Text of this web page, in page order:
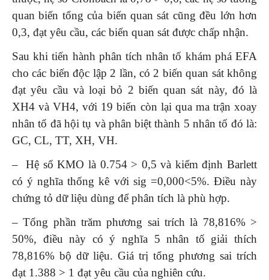
quan biến tổng của biến quan sát cũng đều lớn hơn
0,3, đạt yêu cầu, các biến quan sát được chấp nhận.
Sau khi tiến hành phân tích nhân tố khám phá EFA
cho các biến độc lập 2 lần, có 2 biến quan sát không
đạt yêu cầu và loại bỏ 2 biến quan sát này, đó là
XH4 và VH4, với 19 biến còn lại qua ma trận xoay
nhân tố đã hội tụ và phân biệt thành 5 nhân tố đó là:
GC, CL, TT, XH, VH.
– Hệ số KMO là 0.754 > 0,5 và kiểm định Barlett
có ý nghĩa thống kê với sig =0,000<5%. Điều này
chứng tỏ dữ liệu dùng để phân tích là phù hợp.
– Tổng phần trăm phương sai trích là 78,816% >
50%, điều này có ý nghĩa 5 nhân tố giải thích
78,816% bộ dữ liệu. Giá trị tổng phương sai trích
đạt 1.388 > 1 đạt yêu cầu của nghiên cứu.